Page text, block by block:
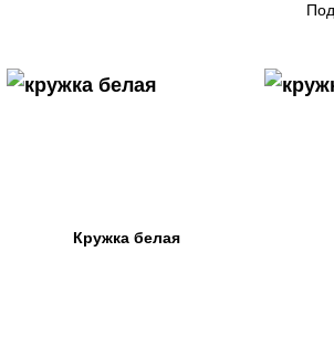
Кружка белая